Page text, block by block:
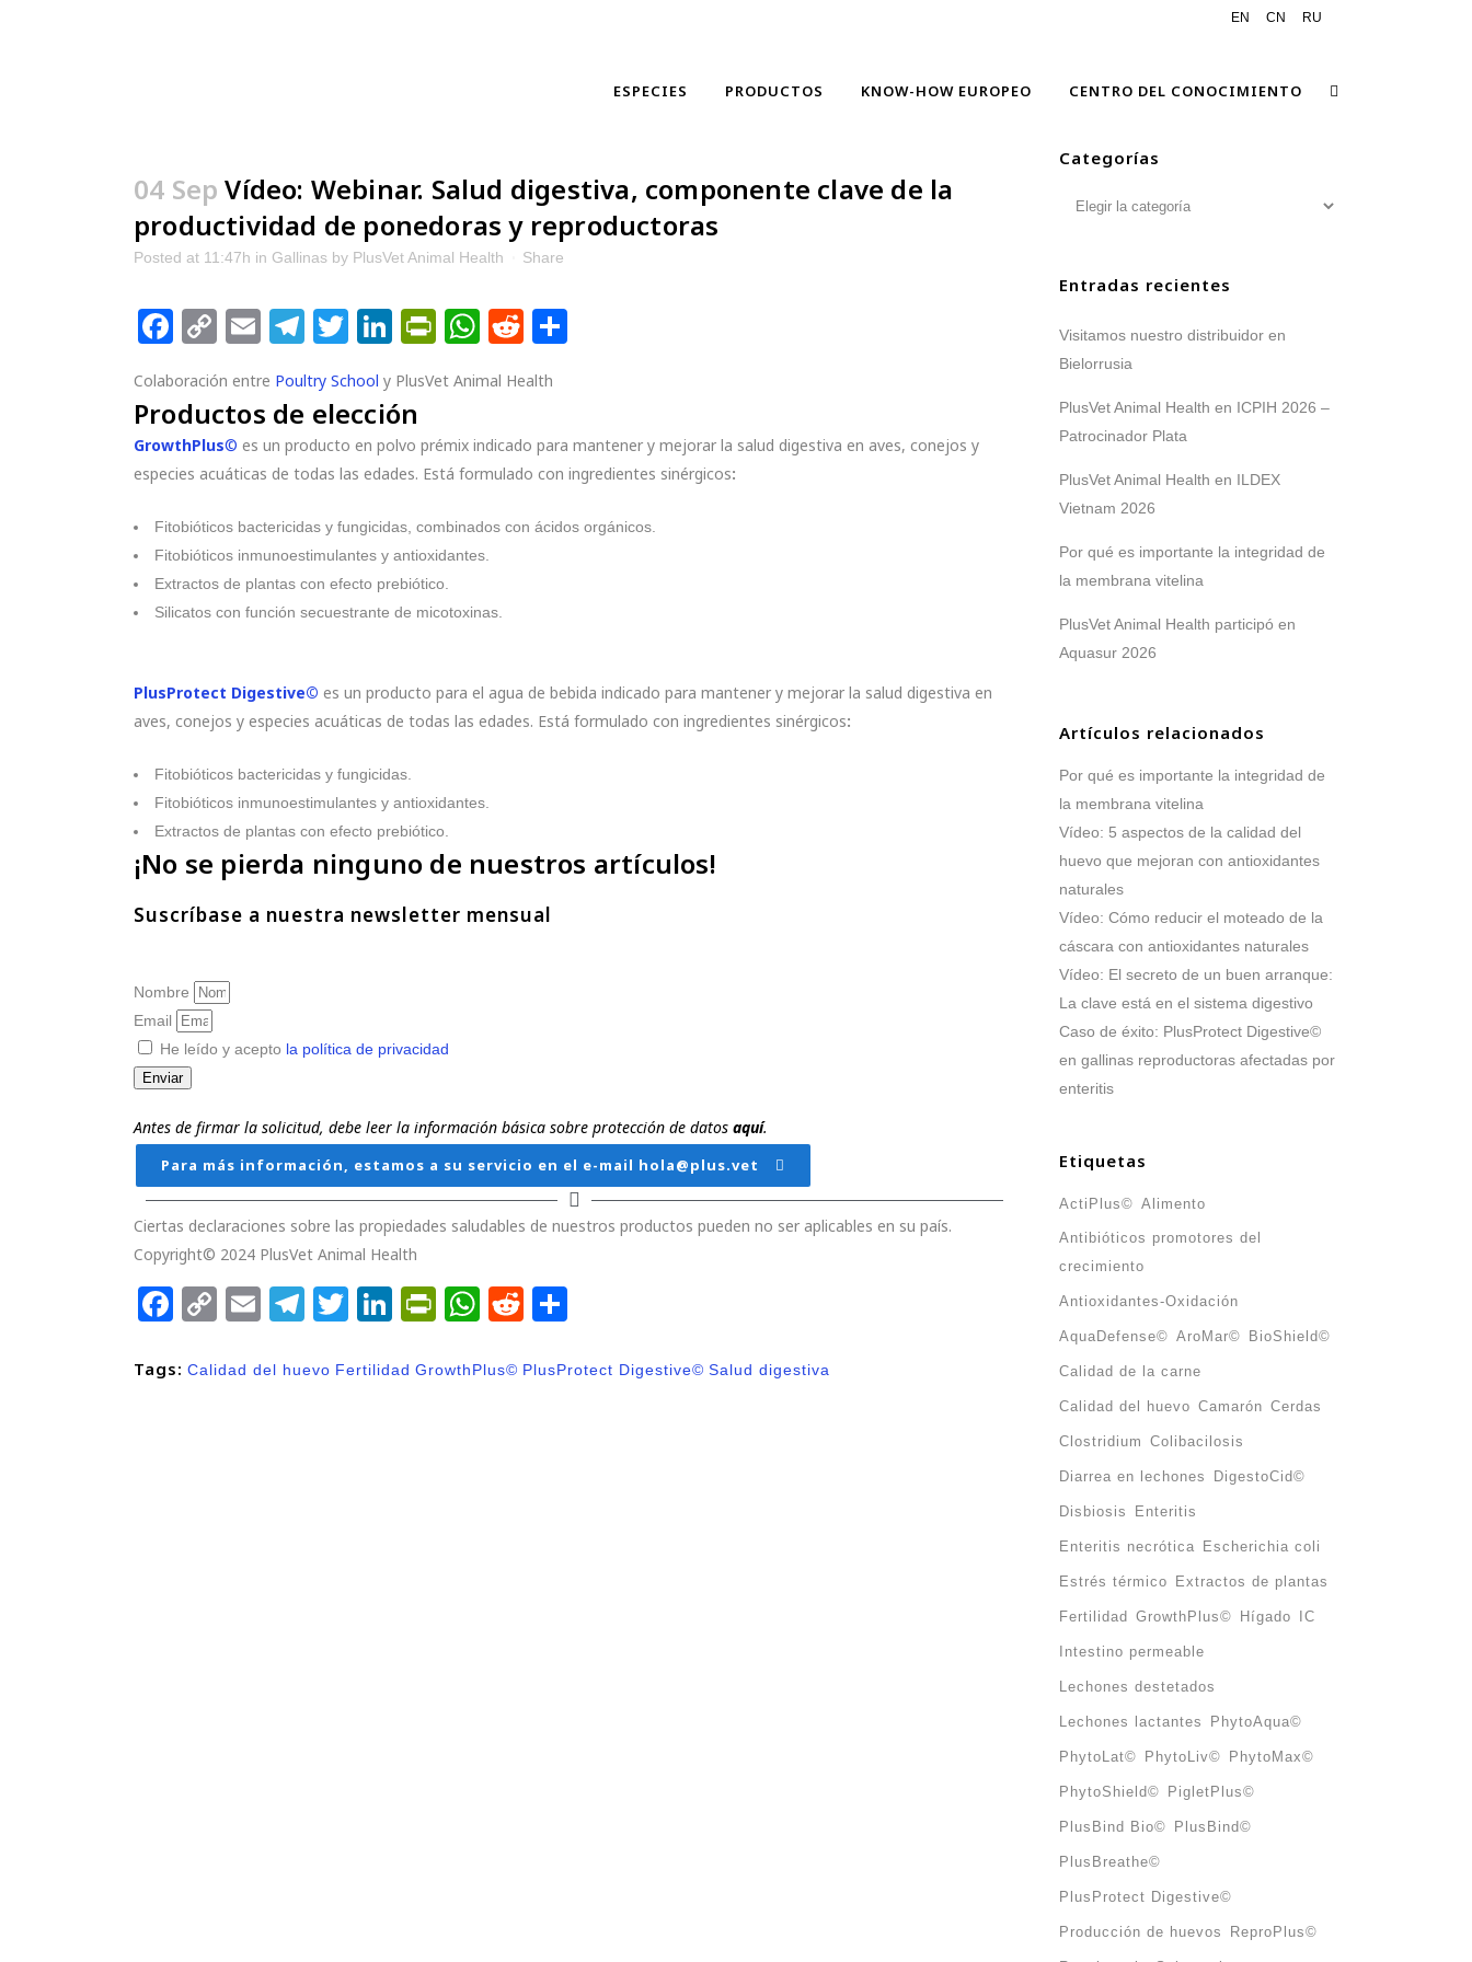
EN CN RU
ESPECIES PRODUCTOS KNOW-HOW EUROPEO CENTRO DEL CONOCIMIENTO
04 Sep Vídeo: Webinar. Salud digestiva, componente clave de la
productividad de ponedoras y reproductoras
Posted at 11:47h in Gallinas by PlusVet Animal Health Share
Facebook
CopyEmailTelegram
TwitterLinkedIn
PrintFriendly
WhatsApp
Reddit
Colaboración entre Poultry School y PlusVet Animal Health
Productos de elección
GrowthPlus© es un producto en polvo prémix indicado para mantener y mejorar la salud digestiva en aves, conejos y
especies acuáticas de todas las edades. Está formulado con ingredientes sinérgicos:
Fitobióticos bactericidas y fungicidas, combinados con ácidos orgánicos.
Fitobióticos inmunoestimulantes y antioxidantes.
Extractos de plantas con efecto prebiótico.
Silicatos con función secuestrante de micotoxinas.
PlusProtect Digestive© es un producto para el agua de bebida indicado para mantener y mejorar la salud digestiva en
aves, conejos y especies acuáticas de todas las edades. Está formulado con ingredientes sinérgicos:
Fitobióticos bactericidas y fungicidas.
Fitobióticos inmunoestimulantes y antioxidantes.
Extractos de plantas con efecto prebiótico.
¡No se pierda ninguno de nuestros artículos!
Suscríbase a nuestra newsletter mensual
Nombre
Email
He leído y acepto la política de privacidad
Enviar
Antes de firmar la solicitud, debe leer la información básica sobre protección de datos aquí.
Para más información, estamos a su servicio en el e-mail hola@plus.vet
Ciertas declaraciones sobre las propiedades saludables de nuestros productos pueden no ser aplicables en su país.
Copyright© 2024 PlusVet Animal Health
Facebook
CopyEmailTelegram
TwitterLinkedIn
PrintFriendly
WhatsApp
Reddit
Tags: Calidad del huevo Fertilidad GrowthPlus© PlusProtect Digestive© Salud digestiva
Categorías
Categorías
Entradas recientes
Visitamos nuestro distribuidor en
Bielorrusia
PlusVet Animal Health en ICPIH 2026 –
Patrocinador Plata
PlusVet Animal Health en ILDEX
Vietnam 2026
Por qué es importante la integridad de
la membrana vitelina
PlusVet Animal Health participó en
Aquasur 2026
Artículos relacionados
Por qué es importante la integridad de
la membrana vitelina
Vídeo: 5 aspectos de la calidad del
huevo que mejoran con antioxidantes
naturales
Vídeo: Cómo reducir el moteado de la
cáscara con antioxidantes naturales
Vídeo: El secreto de un buen arranque:
La clave está en el sistema digestivo
Caso de éxito: PlusProtect Digestive©
en gallinas reproductoras afectadas por
enteritis
Etiquetas
ActiPlus© Alimento
Antibióticos promotores del
crecimiento
Antioxidantes-Oxidación
AquaDefense© AroMar© BioShield©
Calidad de la carne
Calidad del huevo Camarón Cerdas
Clostridium Colibacilosis
Diarrea en lechones DigestoCid©
Disbiosis Enteritis
Enteritis necrótica Escherichia coli
Estrés térmico Extractos de plantas
Fertilidad GrowthPlus© Hígado IC
Intestino permeable
Lechones destetados
Lechones lactantes PhytoAqua©
PhytoLat© PhytoLiv© PhytoMax©
PhytoShield© PigletPlus©
PlusBind Bio© PlusBind©
PlusBreathe©
PlusProtect Digestive©
Producción de huevos ReproPlus©